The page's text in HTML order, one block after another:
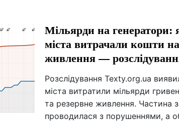
Мільярди на генератори:
міста витрачали кошти
живлення —
Розслідування Texty.org.ua
міста витратили мільярди
та резервне живлення. Частина
проводилася з порушеннями, а